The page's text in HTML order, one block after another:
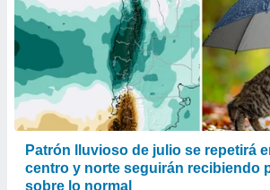
Patrón lluvioso de julio se repetirá
centro y norte seguirán recibiendo
sobre lo normal